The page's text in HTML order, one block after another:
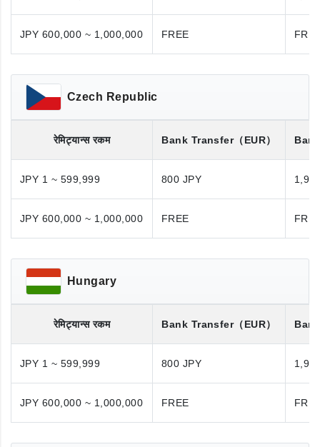
JPY 600,000 ~ 1,000,000 FREE
Czech Republic
रेमिट्यान्स रकम Bank Transfer（EUR）
JPY 1 ~ 599,999 800 JPY
JPY 600,000 ~ 1,000,000 FREE
Hungary
रेमिट्यान्स रकम Bank Transfer（EUR）
JPY 1 ~ 599,999 800 JPY
JPY 600,000 ~ 1,000,000 FREE